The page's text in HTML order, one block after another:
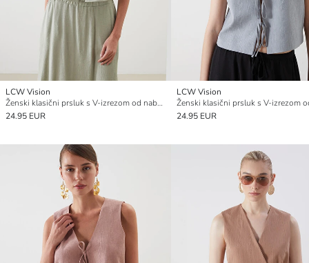
LCW Vision
Ženski klasični prsluk s V-izrezom od naborane tkanine
24.95 EUR
LCW Vision
24.95 EUR